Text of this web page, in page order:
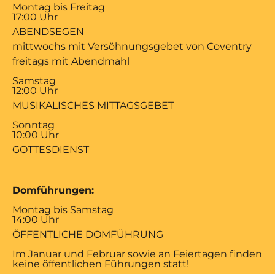
Montag bis Freitag
17:00 Uhr
ABENDSEGEN
mittwochs mit Versöhnungsgebet von Coventry
freitags mit Abendmahl
Samstag
12:00 Uhr
MUSIKALISCHES MITTAGSGEBET
Sonntag
10:00 Uhr
GOTTESDIENST
Domführungen:
Montag bis Samstag
14:00 Uhr
ÖFFENTLICHE DOMFÜHRUNG
Im Januar und Februar sowie an Feiertagen finden
keine öffentlichen Führungen statt!